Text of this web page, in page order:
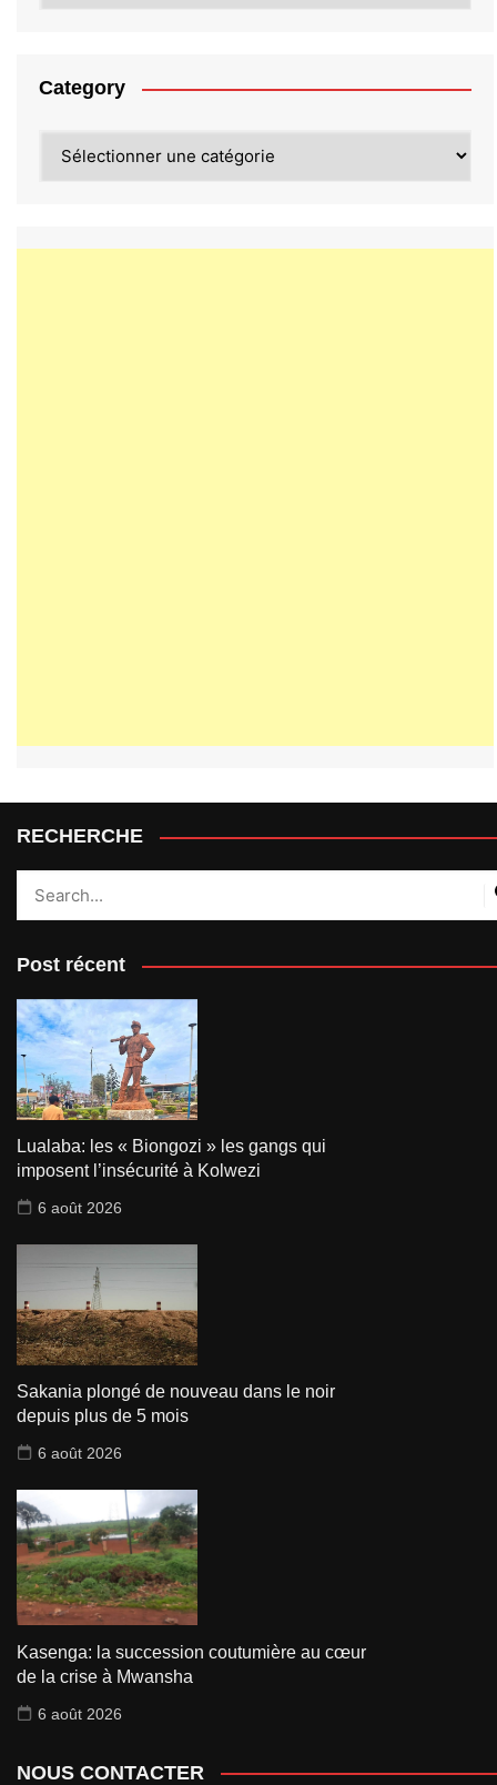
Category
RECHERCHE
Post récent
Lualaba: les « Biongozi » les gangs qui
imposent l’insécurité à Kolwezi
6 août 2026
Sakania plongé de nouveau dans le noir
depuis plus de 5 mois
6 août 2026
Kasenga: la succession coutumière au cœur
de la crise à Mwansha
6 août 2026
NOUS CONTACTER